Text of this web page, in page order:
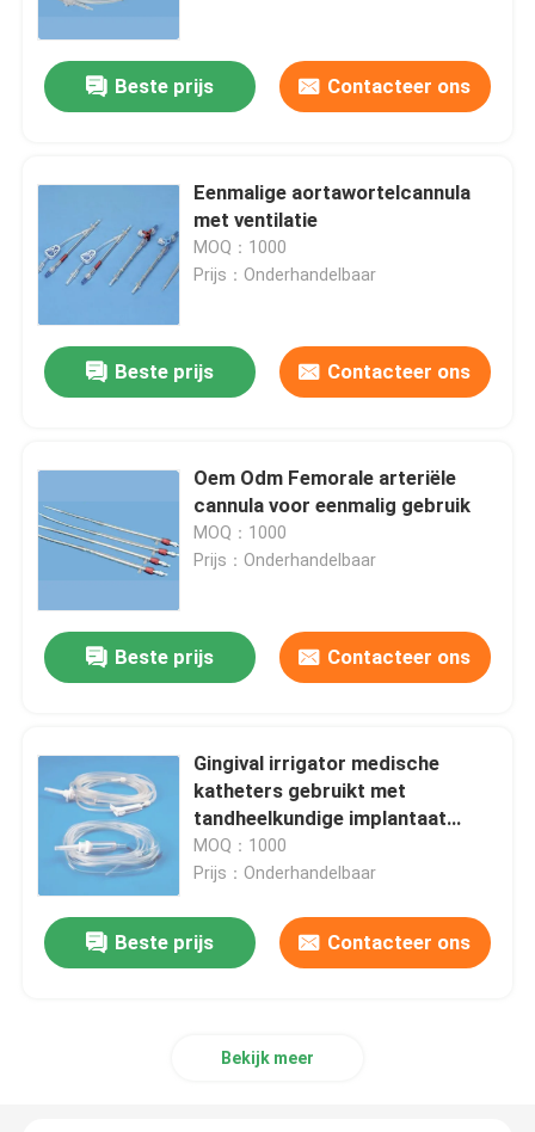
Producten
Over ons
Kwaliteitscontrole
Contacteer ons
nieuws
Beste prijs Contacteer ons
Eenmalige aortawortelcannula
met ventilatie
MOQ：1000
Prijs：Onderhandelbaar
Beste prijs Contacteer ons
Oem Odm Femorale arteriële
cannula voor eenmalig gebruik
MOQ：1000
Prijs：Onderhandelbaar
Beste prijs Contacteer ons
Gingival irrigator medische
katheters gebruikt met
tandheelkundige implantaat
machine
MOQ：1000
Prijs：Onderhandelbaar
Beste prijs Contacteer ons
Bekijk meer